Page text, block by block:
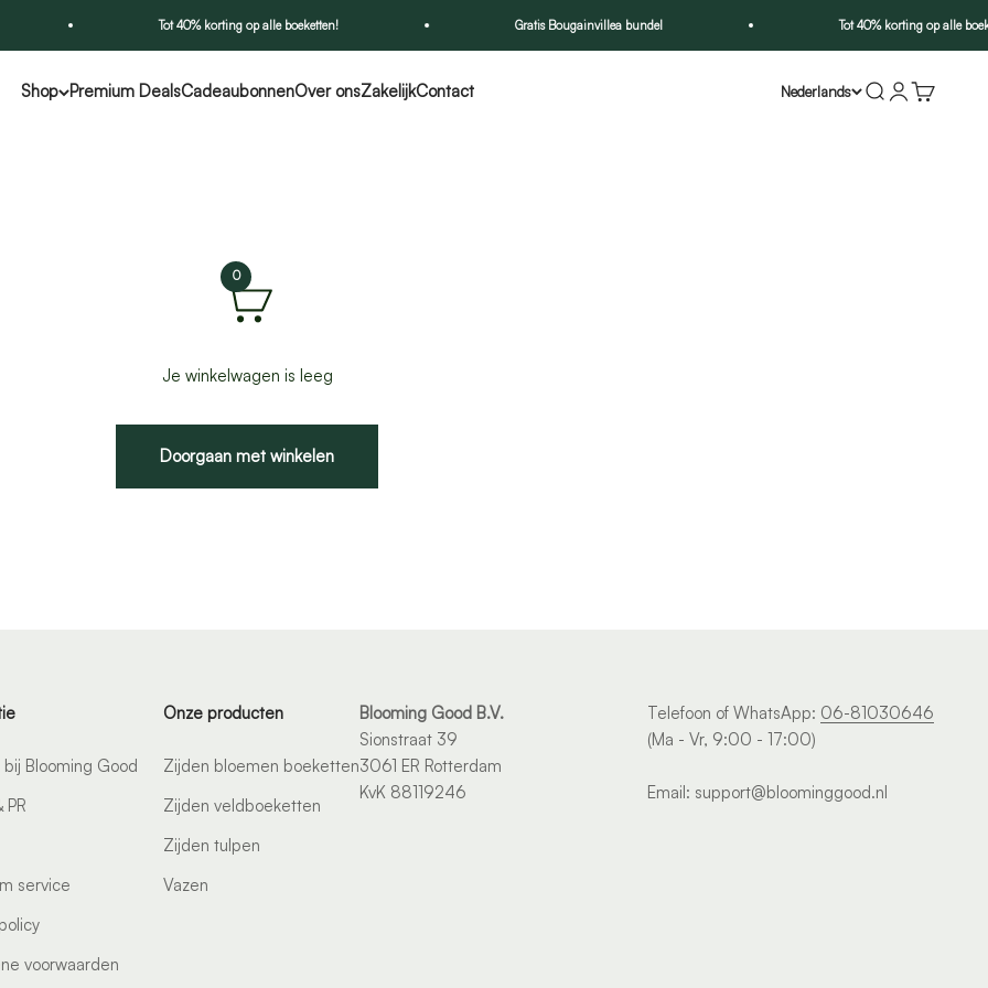
Tot 40% korting op alle boeketten! Gratis Bougainvillea bundel Tot 40% korting op alle
Shop Premium DealsCadeaubonnenOver onsZakelijkContact Nederlands Zoeken
Inloggen
0
Je winkelwagen is leeg
Doorgaan met winkelen
Blooming Good
PR
service
voorwaarden
Onze producten
Zijden bloemen boeketten
Zijden veldboeketten
Zijden tulpen
Vazen
Blooming Good B.V.
Sionstraat 39
3061 ER Rotterdam
KvK 88119246
Telefoon of WhatsApp: 06-81030646
(Ma - Vr, 9:00 - 17:00)
Email: support@bloominggood.nl